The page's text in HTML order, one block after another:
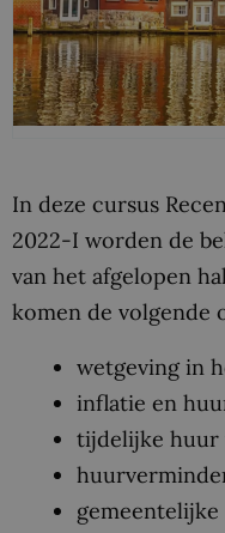
In deze cursus
2022-I worden de
van het afgelopen
komen de volgende
wetgeving in
inflatie en
tijdelijke huur